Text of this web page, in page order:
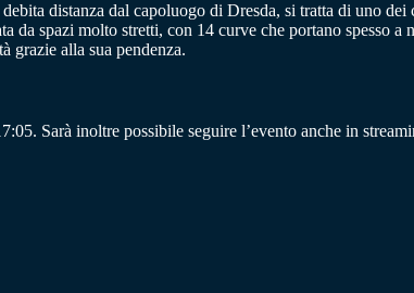
debita distanza dal capoluogo di Dresda, si tratta di uno
da spazi molto stretti, con 14 curve che portano spesso a
grazie alla sua pendenza.
Sarà inoltre possibile seguire l’evento anche in